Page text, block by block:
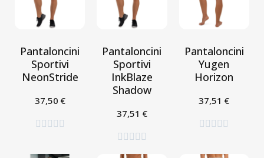
Pantaloncini
Sportivi
NeonStride
37,50 €
    
Pantaloncini
Sportivi
InkBlaze
Shadow
37,51 €
    
Pantaloncini
Yugen
Horizon
37,51 €
    